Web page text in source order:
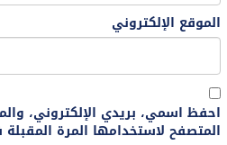
الموقع الإلكتروني
احفظ اسمي، بريدي الإلكتروني،
المتصفح لاستخدامها المرة